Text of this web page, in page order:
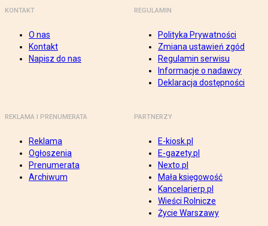
KONTAKT
O nas
Kontakt
Napisz do nas
REGULAMIN
Polityka Prywatności
Zmiana ustawień zgód
Regulamin serwisu
Informacje o nadawcy
Deklaracja dostępności
REKLAMA I PRENUMERATA
Reklama
Ogłoszenia
Prenumerata
Archiwum
PARTNERZY
E-kiosk.pl
E-gazety.pl
Nexto.pl
Mała księgowość
Kancelarierp.pl
Wieści Rolnicze
Życie Warszawy